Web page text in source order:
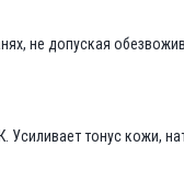
не допуская
тонус кожи,